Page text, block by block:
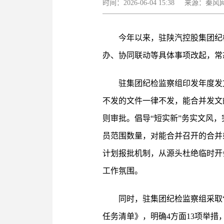
时间：2026-06-04 15:38 来源：秦
今年以来，驻陕汽控股集团
办、协同联动等具体事项改起，
驻集团纪检监察组印发年度
不发的文件一律不发，能合并发
则审批。倡导“短实新”务实文风
员范围数量，对能合并召开的合
计划报批机制，从源头杜绝临时
工作氛围。
同时，驻集团纪检监察组采
任务清单》，明确4方面13项举措